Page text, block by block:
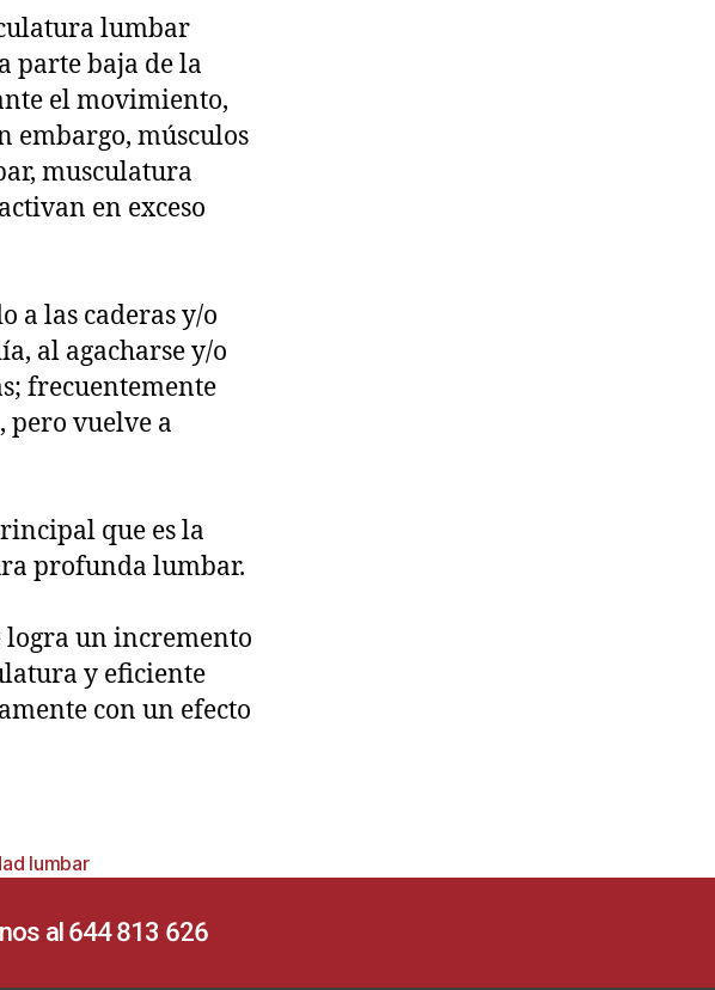
lumbar
parte baja de la
el movimiento,
embargo, músculos
musculatura
en exceso
a las caderas y/o
al agacharse y/o
frecuentemente
pero vuelve a
que es la
profunda lumbar.
logra un incremento
y eficiente
con un efecto
lumbar
al 644 813 626